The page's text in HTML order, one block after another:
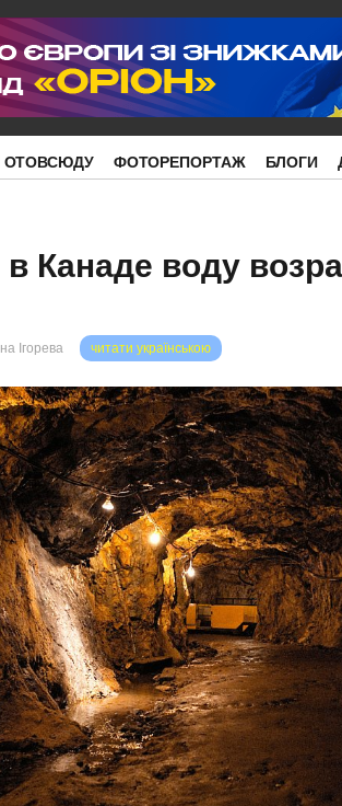
ОТОВСЮДУ ФОТОРЕПОРТАЖ БЛОГИ
Канаде воду
читати українською
Ігорева